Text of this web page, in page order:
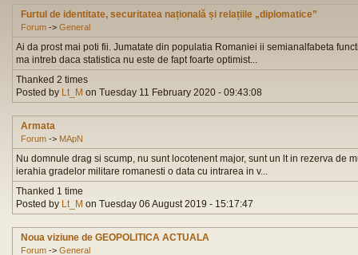
Furtul de identitate, securitatea națională și relațiile „diplomatice”
Forum -> General
Ai da prost mai poti fii. Jumatate din populatia Romaniei ii semianalfabeta
ma intreb daca statistica nu este de fapt foarte optimist...
Thanked 2 times
Posted by Lt_M on Tuesday 11 February 2020 - 09:43:08
Armata
Forum -> MApN
Nu domnule drag si scump, nu sunt locotenent major, sunt un lt in rezerva de
ierahia gradelor militare romanesti o data cu intrarea in v...
Thanked 1 time
Posted by Lt_M on Tuesday 06 August 2019 - 15:17:47
Noua viziune de GEOPOLITICA ACTUALA
Forum -> General